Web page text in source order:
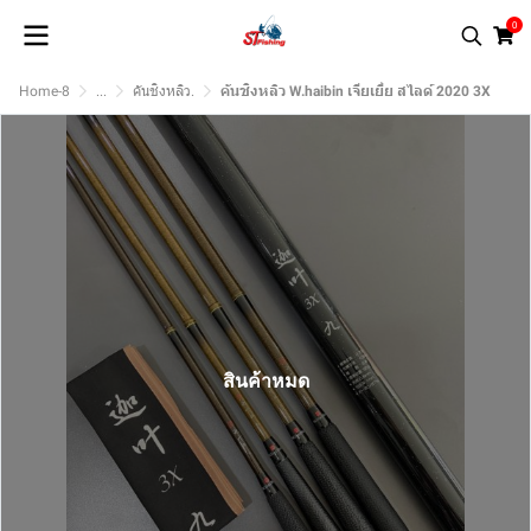
0
Home-8 ... คันชิงหลิว. คันชิงหลิว W.haibin เจียเยี่ย สไลด์ 2020 3X
สินค้าหมด